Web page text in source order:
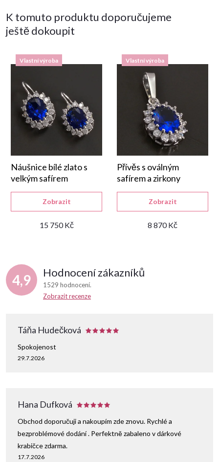
K tomuto produktu doporučujeme
ještě dokoupit
Vlastní výroba
Náušnice bílé zlato s
velkým safírem
15 750 Kč
Zobrazit
Vlastní výroba
Přívěs s oválným
safírem a zirkony
8 870 Kč
Zobrazit
4,9 Hodnocení zákazníků
1529 hodnocení
Zobrazit recenze
Táňa Hudečková
29.7.2026
Spokojenost
Hana Dufková
17.7.2026
Obchod doporučuji a nakoupím zde znovu. Rychlé a
bezproblémové dodání . Perfektně zabaleno v dárkové
krabičce zdarma.